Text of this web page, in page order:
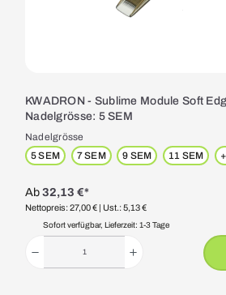
KWADRON - Sublime Module Soft
Nadelgrösse: 5 SEM
Nadelgrösse
5 SEM
7 SEM 9 SEM 11 SEM +
Ab32,13 €*
Nettopreis: 27,00 € | Ust.: 5,13 €
Sofort verfügbar, Lieferzeit: 1-3 Tage